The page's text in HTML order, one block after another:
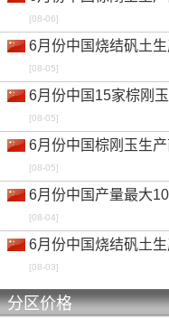
[08-06]
6月份中国烧结矾土
[08-05]
6月份中国15家棕刚
[08-05]
6月份中国棕刚玉生
[08-05]
6月份中国产量最大
[08-04]
6月份中国烧结矾土
[08-03]
分区价格